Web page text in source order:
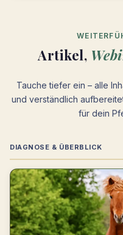
Artikel,
Tauche tiefer ein – alle
und verständlich
für dein
DIAGNOSE & ÜBERBLICK